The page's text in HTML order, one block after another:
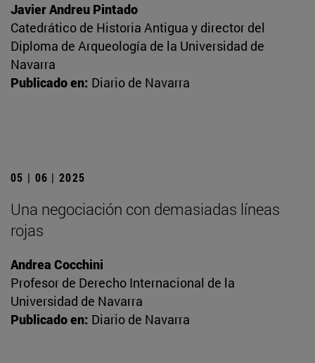
Javier Andreu Pintado
Catedrático de Historia Antigua y director del
Diploma de Arqueología de la Universidad de
Navarra
Publicado en: Diario de Navarra
05 | 06 | 2025
Una negociación con demasiadas líneas
rojas
Andrea Cocchini
Profesor de Derecho Internacional de la
Universidad de Navarra
Publicado en: Diario de Navarra